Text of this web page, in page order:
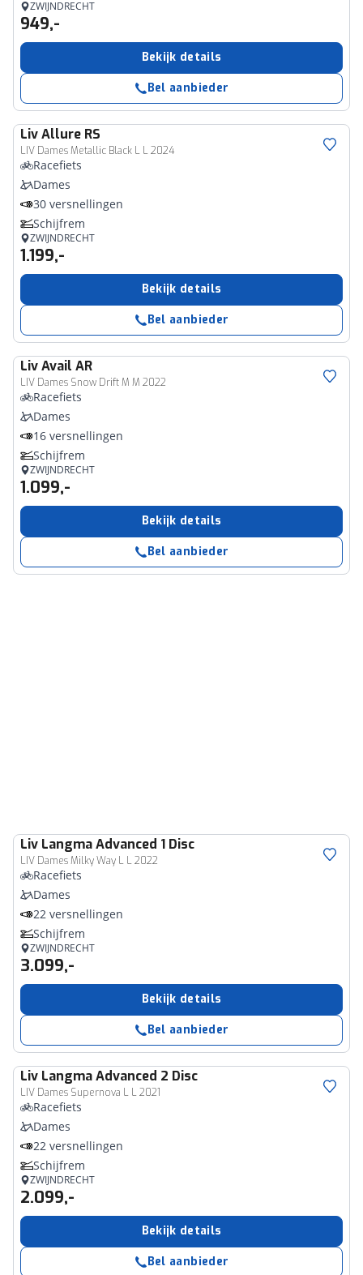
ZWIJNDRECHT
949,-
Bekijk details
Bel aanbieder
LivAllure RS
LIV Dames Metallic Black L L 2024
Racefiets
Dames
30 versnellingen
Schijfrem
ZWIJNDRECHT
1.199,-
Bekijk details
Bel aanbieder
LivAvail AR
LIV Dames Snow Drift M M 2022
Racefiets
Dames
16 versnellingen
Schijfrem
ZWIJNDRECHT
1.099,-
Bekijk details
Bel aanbieder
Liv Langma Advanced 1 Disc
LIV Dames Milky Way L L 2022
Racefiets
Dames
22 versnellingen
Schijfrem
ZWIJNDRECHT
3.099,-
Bekijk details
Bel aanbieder
Liv Langma Advanced 2 Disc
LIV Dames Supernova L L 2021
Racefiets
Dames
22 versnellingen
Schijfrem
ZWIJNDRECHT
2.099,-
Bekijk details
Bel aanbieder